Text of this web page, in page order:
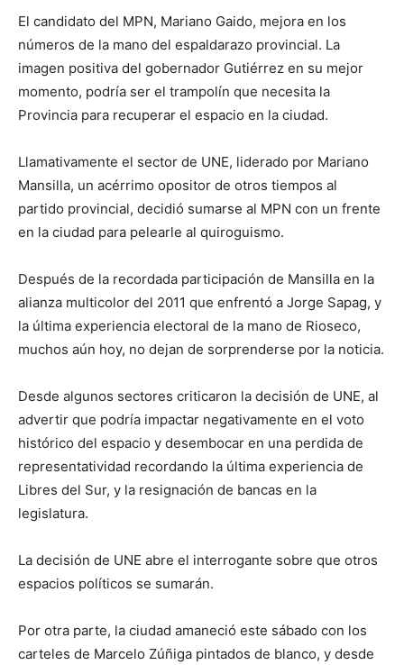
El candidato del MPN, Mariano Gaido, mejora en los
números de la mano del espaldarazo provincial. La
imagen positiva del gobernador Gutiérrez en su mejor
momento, podría ser el trampolín que necesita la
Provincia para recuperar el espacio en la ciudad.
Llamativamente el sector de UNE, liderado por Mariano
Mansilla, un acérrimo opositor de otros tiempos al
partido provincial, decidió sumarse al MPN con un frente
en la ciudad para pelearle al quiroguismo.
Después de la recordada participación de Mansilla en la
alianza multicolor del 2011 que enfrentó a Jorge Sapag, y
la última experiencia electoral de la mano de Rioseco,
muchos aún hoy, no dejan de sorprenderse por la noticia.
Desde algunos sectores criticaron la decisión de UNE, al
advertir que podría impactar negativamente en el voto
histórico del espacio y desembocar en una perdida de
representatividad recordando la última experiencia de
Libres del Sur, y la resignación de bancas en la
legislatura.
La decisión de UNE abre el interrogante sobre que otros
espacios políticos se sumarán.
Por otra parte, la ciudad amaneció este sábado con los
carteles de Marcelo Zúñiga pintados de blanco, y desde